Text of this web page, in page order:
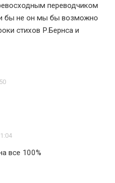
переводчиком
бы не он мы бы возможно
стихов Р.Бернса и
все 100%